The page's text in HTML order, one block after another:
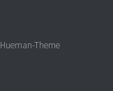
Hueman-Theme